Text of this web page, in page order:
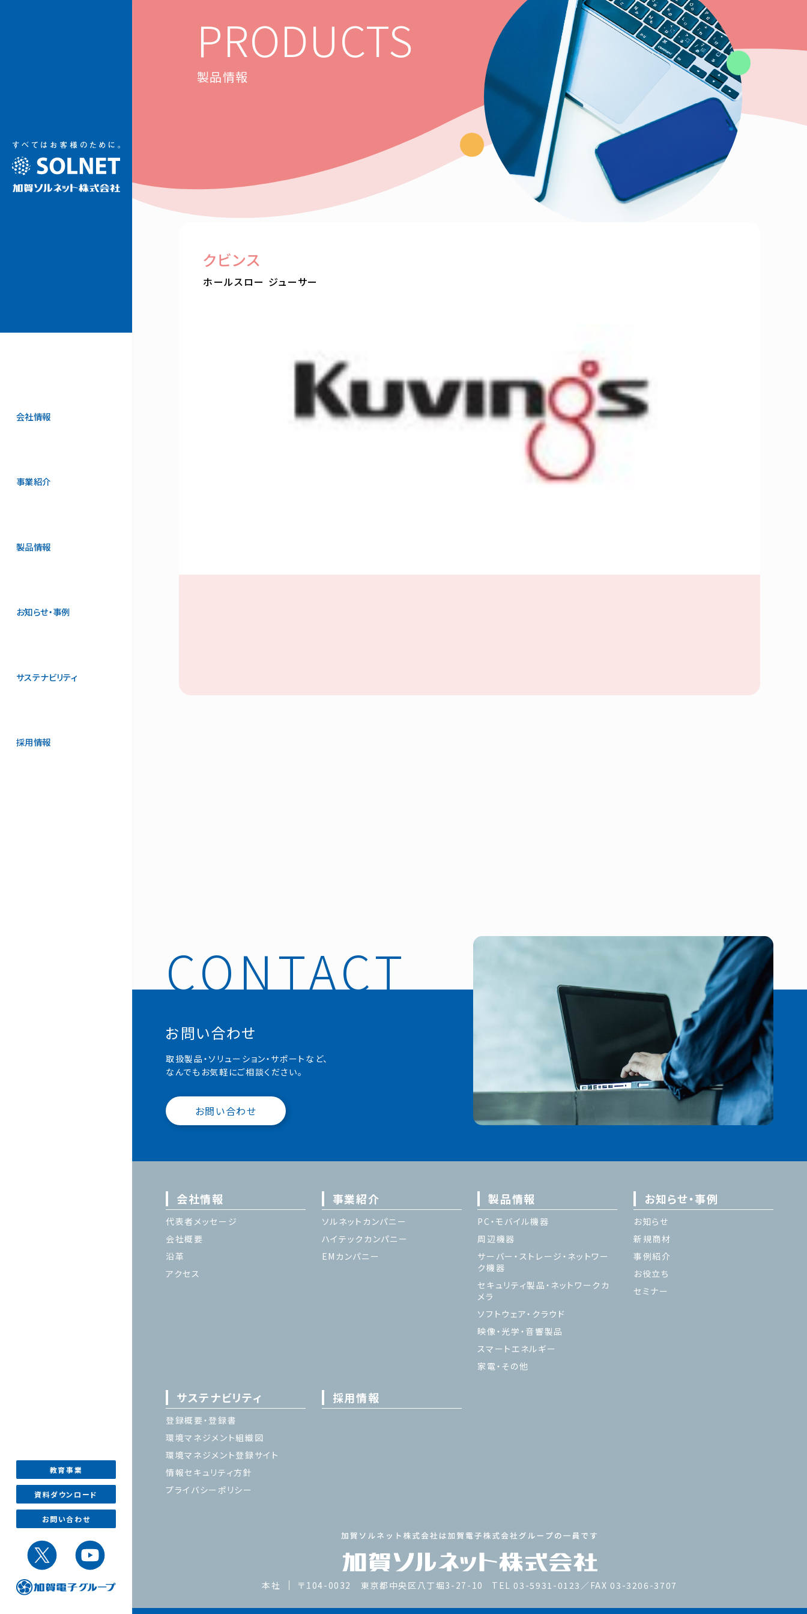
会社情報
事業紹介
製品情報
お知らせ・事例
サステナビリティ
採用情報
教育事業
資料ダウンロード
お問い合わせ
PRODUCTS
製品情報
クビンス
ホールスロー ジューサー
お問い合わせ
取扱製品・ソリューション・サポートなど、
なんでもお気軽にご相談ください。
お問い合わせ
会社情報
代表者メッセージ
会社概要
沿革
アクセス
事業紹介
ソルネットカンパニー
ハイテックカンパニー
EMカンパニー
製品情報
PC・モバイル機器
周辺機器
サーバー・ストレージ・ネットワー
ク機器
セキュリティ製品・ネットワークカ
メラ
ソフトウェア・クラウド
映像・光学・音響製品
スマートエネルギー
家電・その他
お知らせ・事例
お知らせ
新規商材
事例紹介
お役立ち
セミナー
サステナビリティ
登録概要・登録書
環境マネジメント組織図
環境マネジメント登録サイト
情報セキュリティ方針
プライバシーポリシー
採用情報
本社 〒104-0032 東京都中央区八丁堀3-27-10 TEL 03-5931-0123／FAX 03-3206-3707